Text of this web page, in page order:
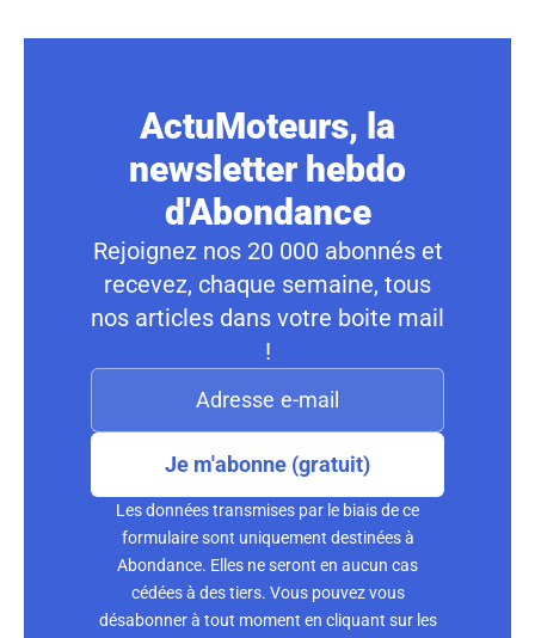
ActuMoteurs, la
newsletter hebdo
d'Abondance
Rejoignez nos 20 000 abonnés et
recevez, chaque semaine, tous
nos articles dans votre boite mail
!
Je m'abonne (gratuit)
Les données transmises par le biais de ce
formulaire sont uniquement destinées à
Abondance. Elles ne seront en aucun cas
cédées à des tiers. Vous pouvez vous
désabonner à tout moment en cliquant sur les